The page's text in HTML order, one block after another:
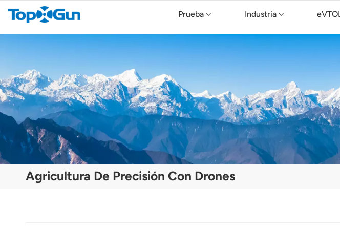
Prueba Industria
Agricultura De Precisión Con Drones